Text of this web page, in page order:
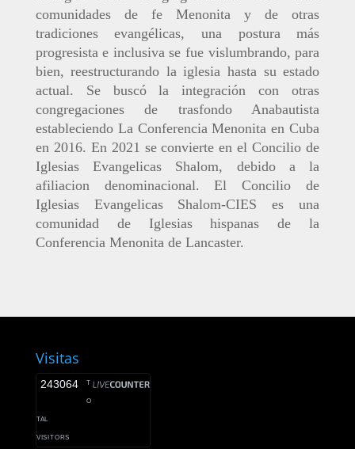
comunidades de fe Menonita y de otras
tradiciones evangélicas, una postura más
progresista e inclusiva se fue vislumbrando, para
bien, reestructurando la iglesia hasta su estado
actual. Se buscó la integración con otras
congregaciones de trasfondo Anabautista
estableciendo La Conferencia Menonita en Cuba
en 2016. En 2021 se convierte en el Concilio de
Iglesias Evangelicas Shalom, debido a la
afiliacion denominacional. El Concilio de
Iglesias Evangelicas Shalom-CIES es una
comunidad de Iglesias hispanas de la
Conferencia Menonita de Lancaster.
Visitas
243064 T
O
TAL
VISITORS